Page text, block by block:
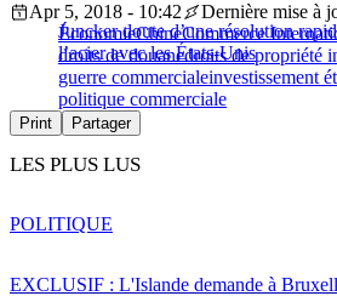
Juncker doute d’une résolution
l’acier avec les États-Unis
Apr 5, 2018 - 10:42
Dernière mise à
ÉconomieChineCommerce
droits de douanedroits de propriété
guerre commercialeinvestissement
politique commerciale
Print Partager
LES PLUS LUS
EXCLUSIF : L'Islande demande à
POLITIQUE